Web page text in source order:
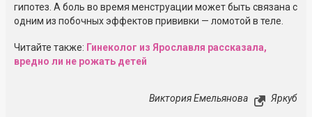
гипотез. А боль во время менструации может быть связана с
одним из побочных эффектов прививки — ломотой в теле.
Читайте также: Гинеколог из Ярославля рассказала,
вредно ли не рожать детей
Виктория Емельянова Яркуб